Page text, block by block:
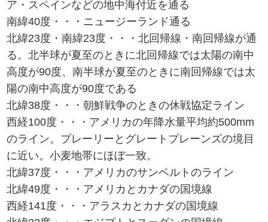
ア・スペインなどの地中海付近を通る
南緯40度・・・ニュージーランド通る
北緯23度・南緯23度・・・北回帰線・南回帰線が通
る。北半球が夏至のときに北回帰線では太陽の南中
高度が90度、南半球が夏至のときに南回帰線では太
陽の南中高度が90度である
北緯38度・・・朝鮮戦争のときの休戦協定ライン
西経100度・・・アメリカの年降水量平均約500mm
のライン。プレーリーとグレートプレーンズの境目
に近い。小麦地帯にほぼ一致。
北緯37度・・・アメリカのサンベルトのライン
北緯49度・・・アメリカとカナダの国境線
西経141度・・・アラスカとカナダの国境線